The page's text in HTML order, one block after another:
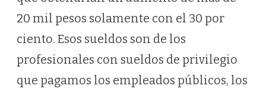
20 mil pesos solamente con el 30 por
ciento. Esos sueldos son de los
profesionales con sueldos de privilegio
que pagamos los empleados públicos, los